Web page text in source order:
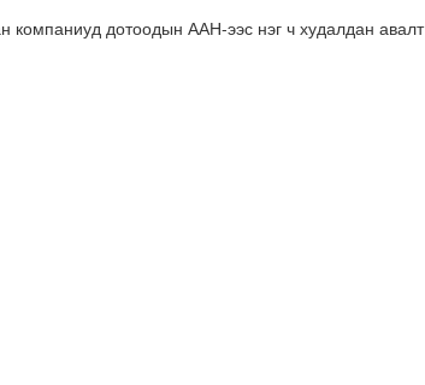
компаниуд дотоодын ААН-ээс нэг ч худалдан авалт